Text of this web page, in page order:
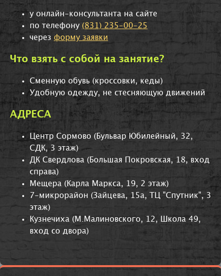
у онлайн-консультанта на сайте
по телефону (831) 235-00-25
через форму заявки
Что взять с собой на занятие?
Сменную обувь (кроссовки, кеды)
Удобную одежду, не стесняющую движений
АДРЕСА
Центр Сормово (Бульвар Юбилейный, 32,
СДК, 3 этаж)
ДК Свердлова (Большая Покровская, 18, вход
справа)
Мещера (Карла Маркса, 19, 2 этаж)
7-микрорайон (Зайцева, 15а, ТЦ "Спутник", 3
этаж)
Кузнечиха (М.Малиновского, 12, Школа 49,
вход со двора)